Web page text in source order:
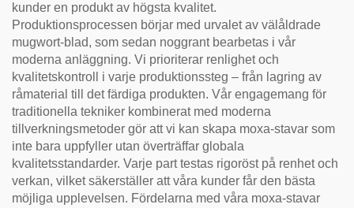
kunder en produkt av högsta kvalitet.
Produktionsprocessen börjar med urvalet av välåldrade
mugwort-blad, som sedan noggrant bearbetas i vår
moderna anläggning. Vi prioriterar renlighet och
kvalitetskontroll i varje produktionssteg – från lagring av
råmaterial till det färdiga produkten. Vår engagemang för
traditionella tekniker kombinerat med moderna
tillverkningsmetoder gör att vi kan skapa moxa-stavar som
inte bara uppfyller utan överträffar globala
kvalitetsstandarder. Varje part testas rigoröst på renhet och
verkan, vilket säkerställer att våra kunder får den bästa
möjliga upplevelsen. Fördelarna med våra moxa-stavar